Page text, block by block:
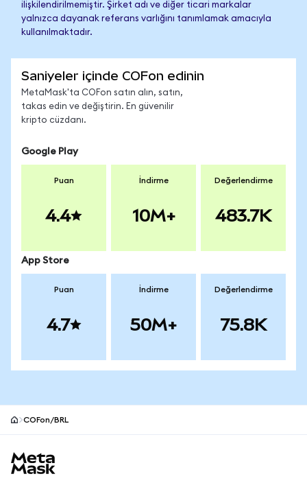
ilişkilendirilmemiştir. Şirket adı ve diğer ticari markalar
yalnızca dayanak referans varlığını tanımlamak amacıyla
kullanılmaktadır.
Saniyeler içinde COFon edinin
MetaMask'ta COFon satın alın, satın,
takas edin ve değiştirin. En güvenilir
kripto cüzdanı.
Google Play
Puan
4.4
İndirme
10M+
Değerlendirme
483.7K
App Store
Puan
4.7
İndirme
50M+
Değerlendirme
75.8K
COFon/BRL